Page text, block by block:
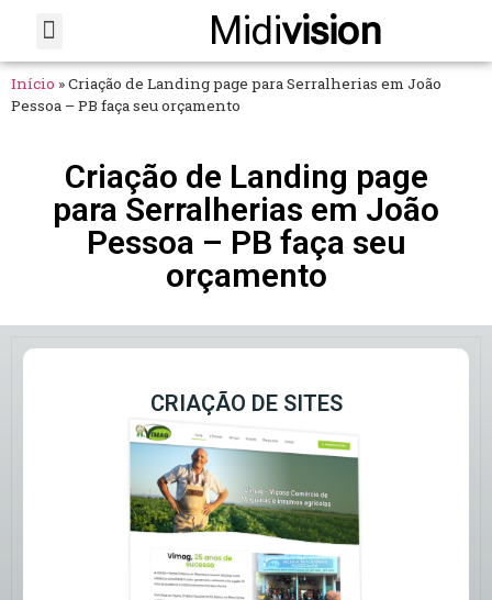
Midivision
Início »Criação de Landing page para Serralherias em João
Pessoa – PB faça seu orçamento
Criação de Landing page
para Serralherias em João
Pessoa – PB faça seu
orçamento
CRIAÇÃO DE SITES